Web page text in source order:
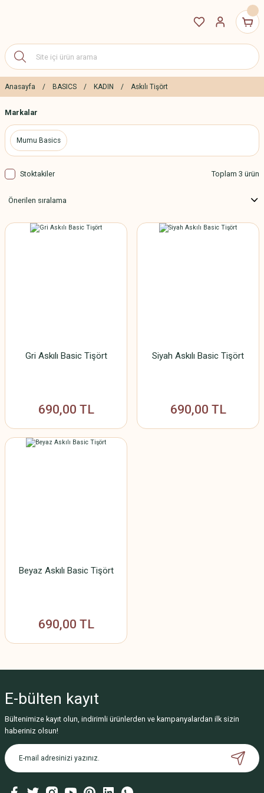
Anasayfa BASICS KADIN Askılı Tişört
Markalar
Mumu Basics
Stoktakiler Toplam 3 ürün
Gri Askılı Basic Tişört
690,00 TL
Siyah Askılı Basic Tişört
690,00 TL
Beyaz Askılı Basic Tişört
690,00 TL
E-bülten kayıt
Bültenimize kayıt olun, indirimli ürünlerden ve kampanyalardan ilk sizin
haberiniz olsun!